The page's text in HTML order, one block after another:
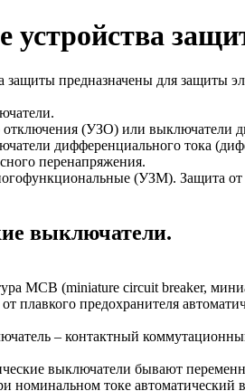
устройства
защиты предназначены для защиты
отключения (УЗО) или выключатели
дифференциального тока
перенапряжения.
(УЗМ). Защита
выключатели.
MCB (miniature circuit breaker,
плавкого предохранителя
– контактный
выключатели бывают
номинальном токе автоматический